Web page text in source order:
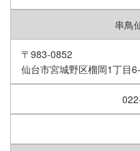
串鳥
〒983-0852
仙台市宮城野区榴岡1丁目